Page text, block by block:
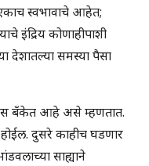
स्वभावाचे आहेत;
इंद्रिय कोणाहीपाशी
देशातल्या समस्या पैसा
बँकेत आहे असे म्हणतात.
दुसरे काहीच घडणार
साह्याने